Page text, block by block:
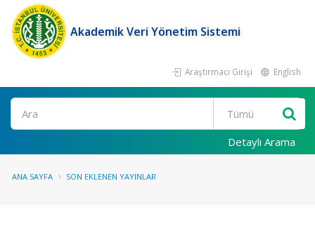
Akademik Veri Yönetim Sistemi
Araştırmacı Girişi English
Ara
Detaylı Arama
ANA SAYFA SON EKLENEN YAYINLAR